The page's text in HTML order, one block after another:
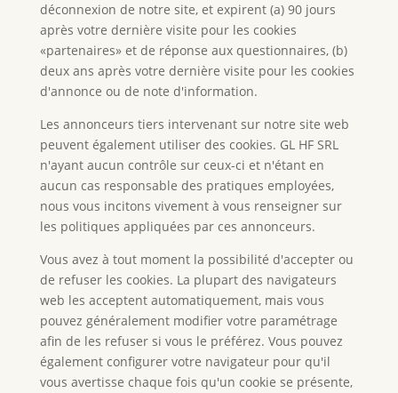
déconnexion de notre site, et expirent (a) 90 jours
après votre dernière visite pour les cookies
«partenaires» et de réponse aux questionnaires, (b)
deux ans après votre dernière visite pour les cookies
d'annonce ou de note d'information.
Les annonceurs tiers intervenant sur notre site web
peuvent également utiliser des cookies. GL HF SRL
n'ayant aucun contrôle sur ceux-ci et n'étant en
aucun cas responsable des pratiques employées,
nous vous incitons vivement à vous renseigner sur
les politiques appliquées par ces annonceurs.
Vous avez à tout moment la possibilité d'accepter ou
de refuser les cookies. La plupart des navigateurs
web les acceptent automatiquement, mais vous
pouvez généralement modifier votre paramétrage
afin de les refuser si vous le préférez. Vous pouvez
également configurer votre navigateur pour qu'il
vous avertisse chaque fois qu'un cookie se présente,